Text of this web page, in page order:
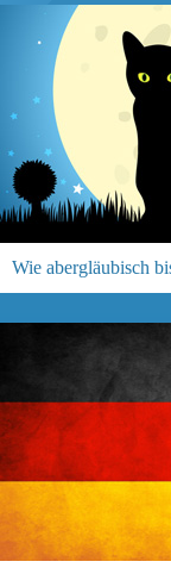
Wie abergläubisch